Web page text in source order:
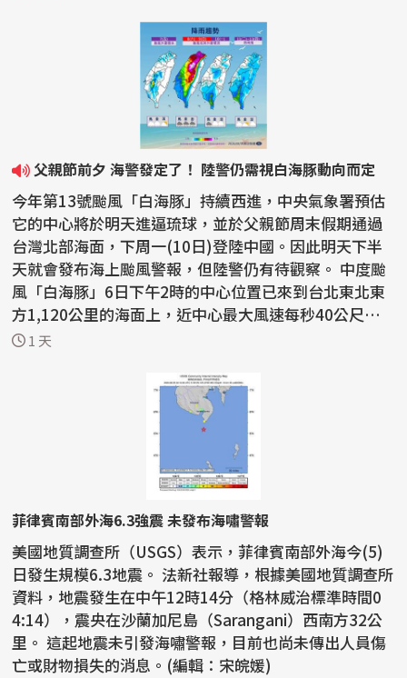
父親節前夕 海警發定了！ 陸警仍需視白海豚動向而定
今年第13號颱風「白海豚」持續西進，中央氣象署預估
它的中心將於明天進逼琉球，並於父親節周末假期通過
台灣北部海面，下周一(10日)登陸中國。因此明天下半
天就會發布海上颱風警報，但陸警仍有待觀察。 中度颱
風「白海豚」6日下午2時的中心位置已來到台北東北東
方1,120公里的海面上，近中心最大風速每秒40公尺，7
級風...
1 天
菲律賓南部外海6.3強震 未發布海嘯警報
美國地質調查所（USGS）表示，菲律賓南部外海今(5)
日發生規模6.3地震。 法新社報導，根據美國地質調查所
資料，地震發生在中午12時14分（格林威治標準時間0
4:14），震央在沙蘭加尼島（Sarangani）西南方32公
里。 這起地震未引發海嘯警報，目前也尚未傳出人員傷
亡或財物損失的消息。(編輯：宋皖媛)